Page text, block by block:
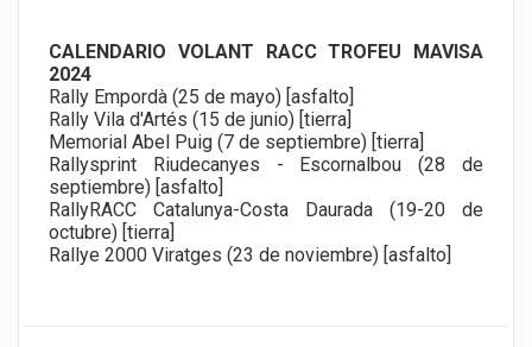
CALENDARIO VOLANT RACC TROFEU MAVISA
2024
Rally Empordà (25 de mayo) [asfalto]
Rally Vila d'Artés (15 de junio) [tierra]
Memorial Abel Puig (7 de septiembre) [tierra]
Rallysprint Riudecanyes - Escornalbou (28 de
septiembre) [asfalto]
RallyRACC Catalunya-Costa Daurada (19-20 de
octubre) [tierra]
Rallye 2000 Viratges (23 de noviembre) [asfalto]